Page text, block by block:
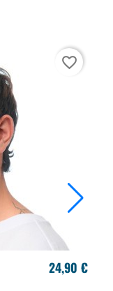
24,90 €
favorite_border